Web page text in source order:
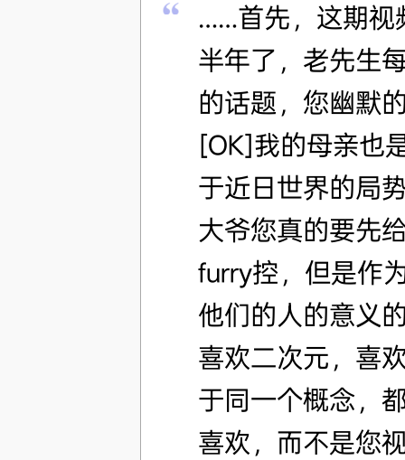
……首先，这期视
半年了，老先生
的话题，您幽默
[OK]我的母亲也
于近日世界的局
大爷您真的要先
furry控，但是作
他们的人的意义
喜欢二次元，喜
于同一个概念，
喜欢，而不是您